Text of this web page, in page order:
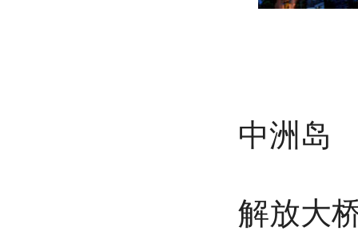
中洲岛
解放大桥